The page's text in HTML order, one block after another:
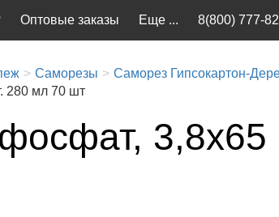
Еще ...
Оптовые заказы 8(800) 777-
Саморезы
Саморез Гипсокартон-
280 мл 70 шт
3,8x65